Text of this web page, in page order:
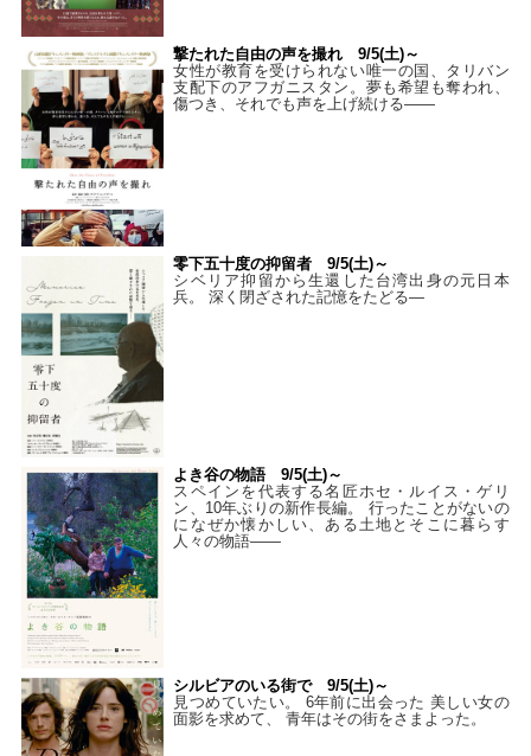
撃たれた自由の声を撮れ 9/5(土)～
女性が教育を受けられない唯一の国、タリバン
支配下のアフガニスタン。夢も希望も奪われ、
傷つき、それでも声を上げ続ける——
零下五十度の抑留者 9/5(土)～
シベリア抑留から生還した台湾出身の元日本
兵。 深く閉ざされた記憶をたどる—
よき谷の物語 9/5(土)～
スペインを代表する名匠ホセ・ルイス・ゲリ
ン、10年ぶりの新作長編。 行ったことがないの
になぜか懐かしい、ある土地とそこに暮らす
人々の物語――
シルビアのいる街で 9/5(土)～
見つめていたい。 6年前に出会った 美しい女の
面影を求めて、 青年はその街をさまよった。